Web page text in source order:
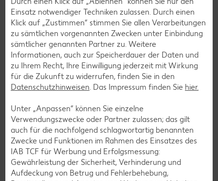
Kaufland-App: cleverer Einkaufshelfer mit
Kaufland Card XTRA
Dein Einkauf, perfekt organisiert – für iOS und Android:
Entdecke unsere Filial-Angebote, verpasse dank
Einkauf entspannt mit der digitalen Einkaufsliste. Ob
exklusive Kaufland Card XTRA Vorteile, unser riesiger
Online-Marktplatz Kaufland.de oder der schnelle Filialfinder
– mit der Kaufland-App hast du alles im Griff.
Mehr erfahren
Einsatz notwendiger Techniken zulassen. Durch einen
Klick auf „Zustimmen“ stimmen Sie allen Verarbeitungen
zu sämtlichen vorgenannten Zwecken unter Einbindung
sämtlicher genannten Partner zu. Weitere
Informationen, auch zur Speicherdauer der Daten und
zu Ihrem Recht, Ihre Einwilligung jederzeit mit Wirkung
für die Zukunft zu widerrufen, finden Sie in den
Datenschutzhinweisen. Das Impressum finden Sie hier.
Unter „Anpassen“ können Sie einzelne
Verwendungszwecke oder Partner zulassen; das gilt
auch für die nachfolgend schlagwortartig benannten
Zwecke und Funktionen im Rahmen des Einsatzes des
IAB TCF für Werbung und Erfolgsmessung:
Gewährleistung der Sicherheit, Verhinderung und
Aufdeckung von Betrug und Fehlerbehebung,